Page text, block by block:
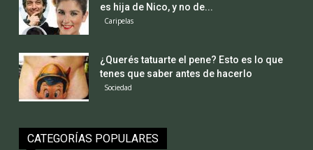
es hija de Nico, y no de...
Caripelas
¿Querés tatuarte el pene? Esto es lo que
tenes que saber antes de hacerlo
Sociedad
CATEGORÍAS POPULARES